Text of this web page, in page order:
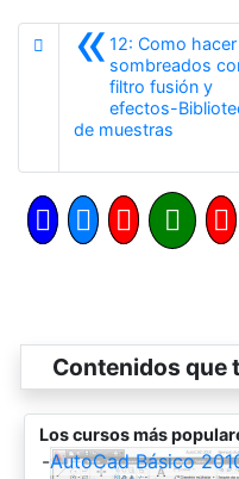
«12: Como hacer
sombreados
filtro fusión y
efectos-
de muestras
Contenidos que
Los cursos más
-AutoCad Básico